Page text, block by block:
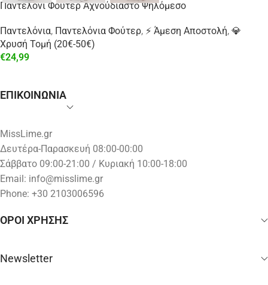
Παντελόνι Φούτερ Αχνούδιαστο Ψηλόμεσο
Παντελόνια, Παντελόνια Φούτερ, ⚡ Άμεση Αποστολή, 💎
Χρυσή Τομή (20€-50€)
€24,99
ΕΠΙΚΟΙΝΩΝΙΑ
MissLime.gr
Δευτέρα-Παρασκευή 08:00-00:00
Σάββατο 09:00-21:00 / Κυριακή 10:00-18:00
Email: info@misslime.gr
Phone: +30 2103006596
ΟΡΟΙ ΧΡΗΣΗΣ
Newsletter